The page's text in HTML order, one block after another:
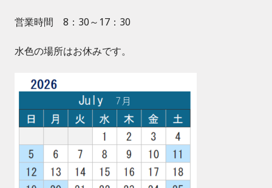
営業時間 8：30～17：30
水色の場所はお休みです。